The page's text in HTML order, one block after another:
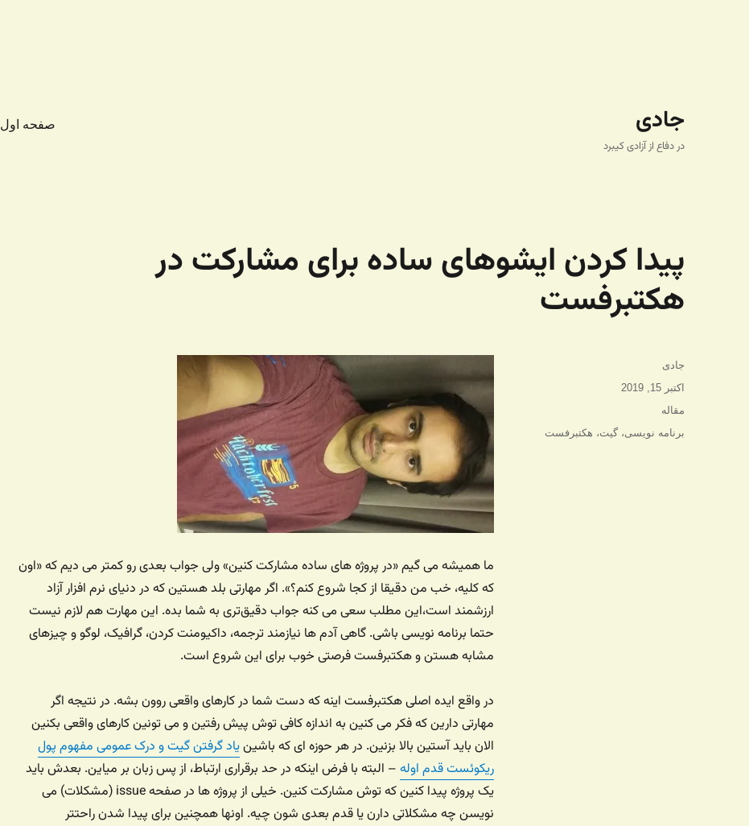
جادی
در دفاع از آزادی کیبرد
صفحه اول
پیدا کردن ایشوهای ساده برای مشارکت در
هکتبرفست
ما همیشه می گیم «در پروژه های ساده مشارکت کنین» ولی جواب بعدی رو کمتر می دیم که «اون
که کلیه، خب من دقیقا از کجا شروع کنم؟». اگر مهارتی بلد هستین که در دنیای نرم افزار آزاد
ارزشمند است،این مطلب سعی می کنه جواب دقیق‌تری به شما بده. این مهارت هم لازم نیست
حتما برنامه نویسی باشی. گاهی آدم ها نیازمند ترجمه، داکیومنت کردن، گرافیک، لوگو و چیزهای
مشابه هستن و هکتبرفست فرصتی خوب برای این شروع است.
در واقع ایده اصلی هکتبرفست اینه که دست شما در کارهای واقعی روون‌ بشه. در نتیجه اگر
مهارتی دارین که فکر می کنین به اندازه کافی توش پیش رفتین و می تونین کارهای واقعی بکنین
الان باید آستین بالا بزنین. در هر حوزه ای که باشینیاد گرفتن گیت و درک عمومی مفهوم پول
ریکوئست قدم اوله– البته با فرض اینکه در حد برقراری ارتباط، از پس زبان بر میاین. بعدش باید
یک پروژه پیدا کنین که توش مشارکت کنین. خیلی از پروژه ها در صفحه issue (مشکلات) می
نویسن چه مشکلاتی دارن یا قدم بعدی شون چیه. اونها همچنین برای پیدا شدن راحتتر
نویسنده
جادی
ارسال
شده
اکتبر 15, 2019
دسته‌ها
مقاله
برچسب‌ها
برنامه نویسی،گیت، هکتبرفست